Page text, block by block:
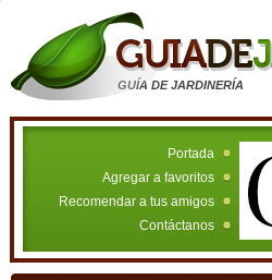
GUÍA DE JARDINERÍA
Portada
Agregar a favoritos
Recomendar a tus amigos
Contáctanos